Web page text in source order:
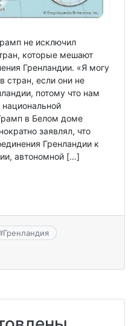
не исключил
которые мешают
Гренландии. «Я могу
стран, если они не
потому что нам
в Белом доме
заявлял, что
Гренландии к
автономной […]
Гренландия